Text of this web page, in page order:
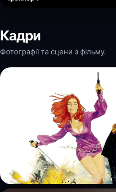
Кадри
Фотографії та сцени з фільму.